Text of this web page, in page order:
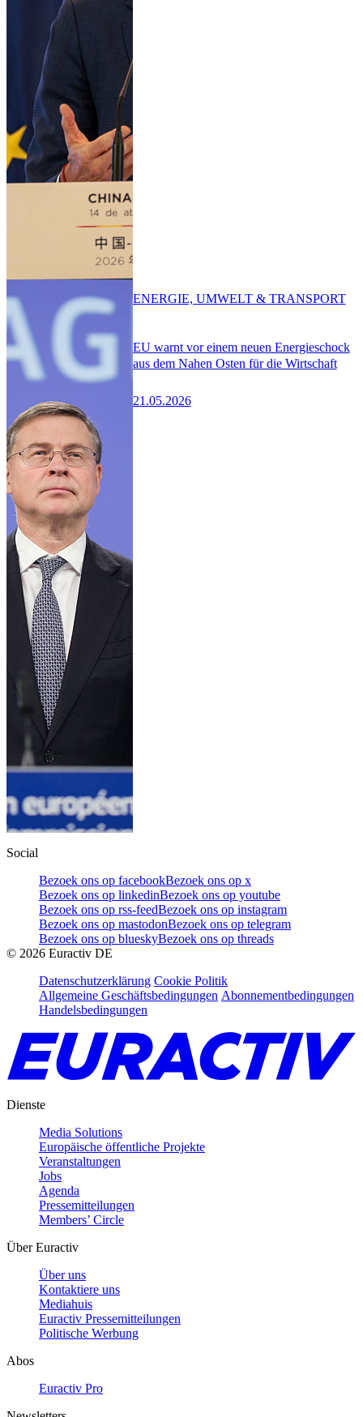
EU warnt vor einem neuen Energieschock
aus dem Nahen Osten für die Wirtschaft
21.05.2026
ENERGIE, UMWELT & TRANSPORT
Social
Bezoek ons op facebookBezoek ons op x
Bezoek ons op linkedinBezoek ons op youtube
Bezoek ons op rss-feedBezoek ons op instagram
Bezoek ons op mastodonBezoek ons op telegram
Bezoek ons op blueskyBezoek ons op threads
© 2026 Euractiv DE
Datenschutzerklärung Cookie Politik
Allgemeine Geschäftsbedingungen Abonnementbedingungen
Handelsbedingungen
Dienste
Media Solutions
Europäische öffentliche Projekte
Veranstaltungen
Jobs
Agenda
Pressemitteilungen
Members’ Circle
Über Euractiv
Über uns
Kontaktiere uns
Mediahuis
Euractiv Pressemitteilungen
Politische Werbung
Abos
Euractiv Pro